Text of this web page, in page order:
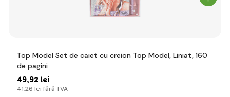
Top Model Set de caiet cu creion Top Model, Liniat, 160
de pagini
49,92 lei
41,26 lei fără TVA